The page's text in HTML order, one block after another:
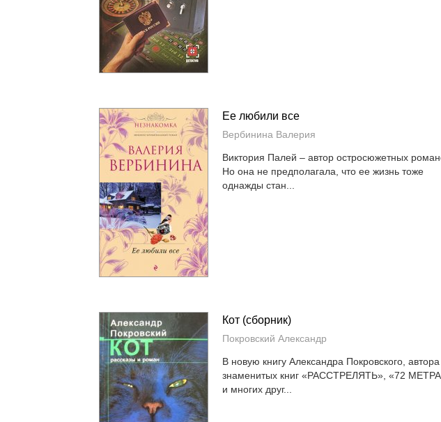
Ее любили все
Вербинина Валерия
Виктория Палей – автор остросюжетных
Но она не предполагала, что ее жизнь тоже
однажды стан...
Кот (сборник)
Покровский Александр
В новую книгу Александра Покровского, автора
знаменитых книг «РАССТРЕЛЯТЬ», «72
и многих друг...